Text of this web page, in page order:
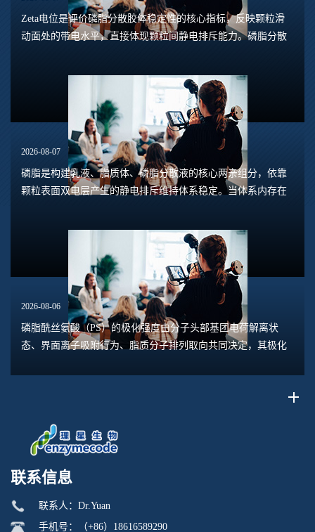
Zeta电位是评价磷脂分散胶体稳定性的核心指标，反映颗粒滑
动面处的带电水平，直接体现颗粒间静电排斥能力。磷脂分散
2026-08-07
磷脂是构建乳液、脂质体、磷脂分散液的核心两亲组分，依靠
颗粒表面双电层产生的静电排斥维持体系稳定。当体系内存在
2026-08-06
磷脂酰丝氨酸（PS）的极化强度由分子头部基团电荷解离状
态、界面离子吸附行为、脂质分子排列取向共同决定，其极化
联系信息
联系人：Dr.Yuan
手机号：（+86）18616589290